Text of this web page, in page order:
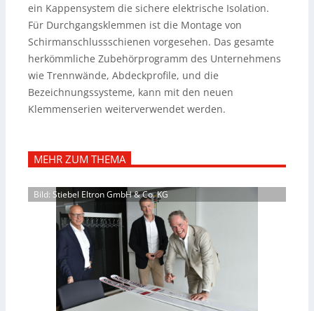
ein Kappensystem die sichere elektrische Isolation.
Für Durchgangsklemmen ist die Montage von
Schirmanschlussschienen vorgesehen. Das gesamte
herkömmliche Zubehörprogramm des Unternehmens
wie Trennwände, Abdeckprofile, und die
Bezeichnungssysteme, kann mit den neuen
Klemmenserien weiterverwendet werden.
MEHR ZUM THEMA
Bild: Stiebel Eltron GmbH & Co. KG